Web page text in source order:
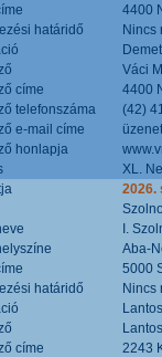
4400
határidő
Nincs
Váci
címe
4400
telefonszáma
(42)
e-mail címe
honlapja
XL.
2026.
I.
Aba-
5000
határidő
Nincs
címe
2243